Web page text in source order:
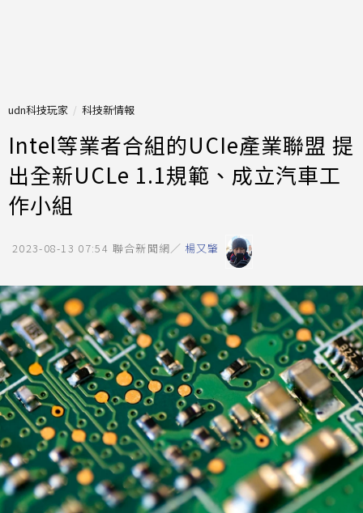
udn科技玩家 科技新情報
Intel等業者合組的UCIe產業聯盟 提
出全新UCLe 1.1規範、成立汽車工
作小組
2023-08-13 07:54 聯合新聞網／ 楊又肇